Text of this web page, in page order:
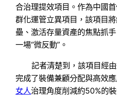
合治理提效項目。作為中國
群化運管立異項目，該項目
壘、激活存量資產的焦點抓
一場“微反動”。
記者清楚到，該項目經
完成了裝備兼顧分配與高效
女人治理角度削減約50%的